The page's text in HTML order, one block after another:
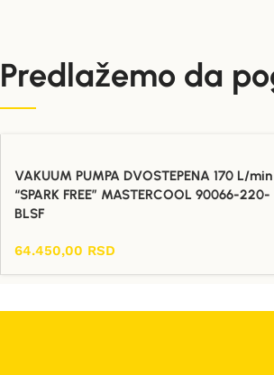
Predlažemo da
VAKUUM PUMPA DVOSTEPENA 170 L/min
“SPARK FREE” MASTERCOOL 90066-220-
BLSF
64.450,00 RSD